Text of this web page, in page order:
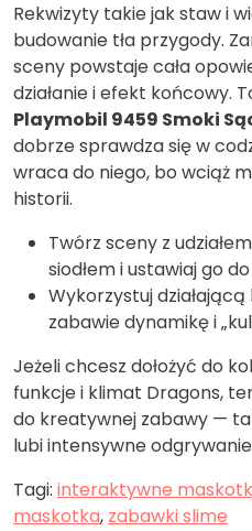
Rekwizyty takie jak staw i
budowanie tła przygody.
sceny powstaje cała
działanie i efekt końcowy.
Playmobil 9459 Smoki
dobrze sprawdza się w
wraca do niego, bo wciąż
historii.
Twórz sceny z
siodłem i ustawiaj go
Wykorzystuj
zabawie dynamikę i
Jeżeli chcesz dołożyć do
funkcje i klimat Dragons,
do kreatywnej zabawy —
lubi intensywne
Tagi: interaktywne
maskotka, zabawki slime